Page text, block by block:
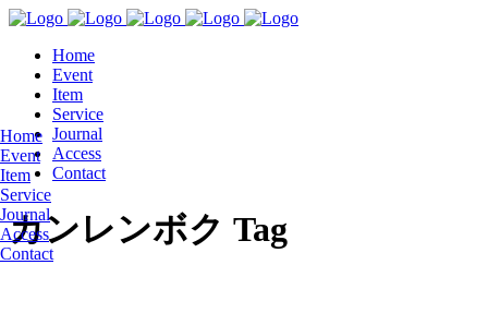
Home
Event
Item
Service
Journal
Access
Contact
Home
Event
Item
Service
Journal
Access
Contact
カンレンボク Tag